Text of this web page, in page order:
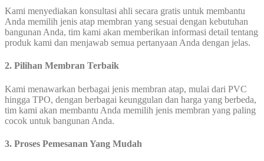
Kami menyediakan konsultasi ahli secara gratis untuk membantu
Anda memilih jenis atap membran yang sesuai dengan kebutuhan
bangunan Anda, tim kami akan memberikan informasi detail tentang
produk kami dan menjawab semua pertanyaan Anda dengan jelas.
2. Pilihan Membran Terbaik
Kami menawarkan berbagai jenis membran atap, mulai dari PVC
hingga TPO, dengan berbagai keunggulan dan harga yang berbeda,
tim kami akan membantu Anda memilih jenis membran yang paling
cocok untuk bangunan Anda.
3. Proses Pemesanan Yang Mudah